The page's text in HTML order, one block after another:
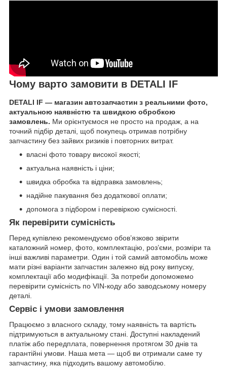
Чому варто замовити в DETALI IF
DETALI IF — магазин автозапчастин з реальними фото,
актуальною наявністю та швидкою обробкою
замовлень. Ми орієнтуємося не просто на продаж, а на
точний підбір деталі, щоб покупець отримав потрібну
запчастину без зайвих ризиків і повторних витрат.
власні фото товару високої якості;
актуальна наявність і ціни;
швидка обробка та відправка замовлень;
надійне пакування без додаткової оплати;
допомога з підбором і перевіркою сумісності.
Як перевірити сумісність
Перед купівлею рекомендуємо обов’язково звірити
каталожний номер, фото, комплектацію, роз’єми, розміри та
інші важливі параметри. Один і той самий автомобіль може
мати різні варіанти запчастин залежно від року випуску,
комплектації або модифікації. За потреби допоможемо
перевірити сумісність по VIN-коду або заводському номеру
деталі.
Сервіс і умови замовлення
Працюємо з власного складу, тому наявність та вартість
підтримуються в актуальному стані. Доступні накладений
платіж або передплата, повернення протягом 30 днів та
гарантійні умови. Наша мета — щоб ви отримали саме ту
запчастину, яка підходить вашому автомобілю.